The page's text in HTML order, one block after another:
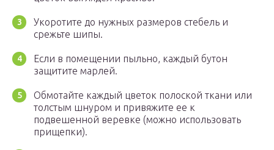
Укоротите до нужных размеров стебель и
срежьте шипы.
Если в помещении пыльно, каждый бутон
защитите марлей.
Обмотайте каждый цветок полоской ткани или
толстым шнуром и привяжите ее к
подвешенной веревке (можно использовать
прищепки).